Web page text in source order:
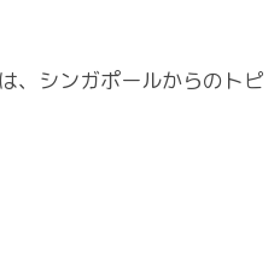
、シンガポールからのトピ